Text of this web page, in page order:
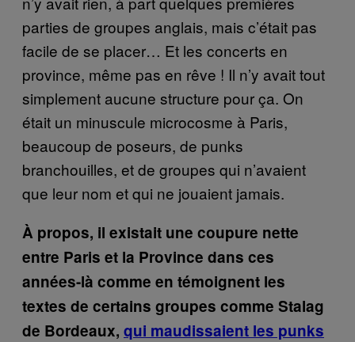
parties de groupes anglais, mais c’était pas
facile de se placer… Et les concerts en
province, même pas en rêve ! Il n’y avait tout
simplement aucune structure pour ça. On
était un minuscule microcosme à Paris,
beaucoup de poseurs, de punks
branchouilles, et de groupes qui n’avaient
que leur nom et qui ne jouaient jamais.
À propos, il existait une coupure nette
entre Paris et la Province dans ces
années-là comme en témoignent les
textes de certains groupes comme Stalag
de Bordeaux, qui maudissaient les punks